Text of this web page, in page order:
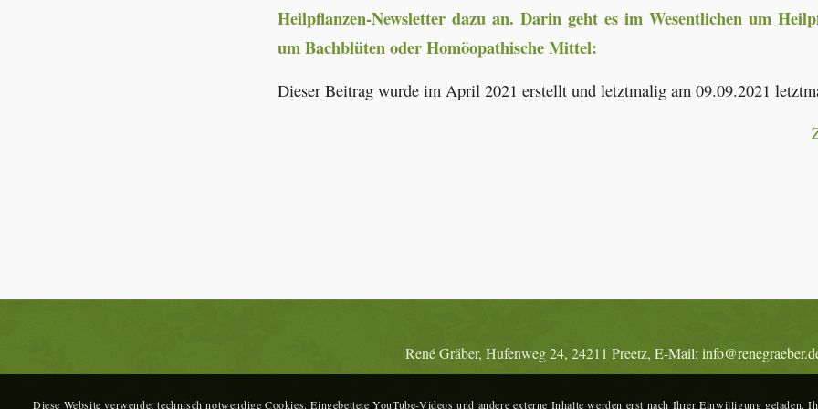
Heilpflanzen-Newsletter dazu an. Darin geht es im Wesentlichen um
um Bachblüten oder Homöopathische Mittel:
Dieser Beitrag wurde im April 2021 erstellt und letztmalig am 09.09.2021
René Gräber, Hufenweg 24, 24211 Preetz, E-Mail:
Diese Website verwendet technisch notwendige Cookies. Eingebettete YouTube-Videos und andere externe Inhalte werden erst nach Ihrer Einwilligung